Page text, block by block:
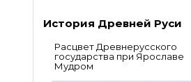
История Древней Руси
Расцвет Древнерусского
государства при Ярославе
Мудром